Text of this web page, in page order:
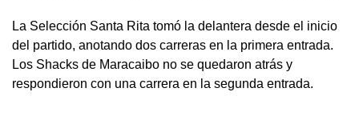
La Selección Santa Rita tomó la delantera desde el inicio
del partido, anotando dos carreras en la primera entrada.
Los Shacks de Maracaibo no se quedaron atrás y
respondieron con una carrera en la segunda entrada.